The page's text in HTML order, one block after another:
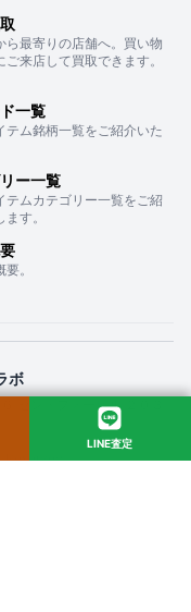
ら最寄りの店舗へ。買い物
ご来店して買取できます。
一覧
テム銘柄一覧をご紹介いた
ー一覧
テムカテゴリー一覧をご紹
す。
。
ボ
セントフォービル ２０３
LINE査定